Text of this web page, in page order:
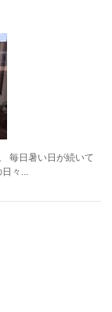
毎日暑い日が続いて
々...